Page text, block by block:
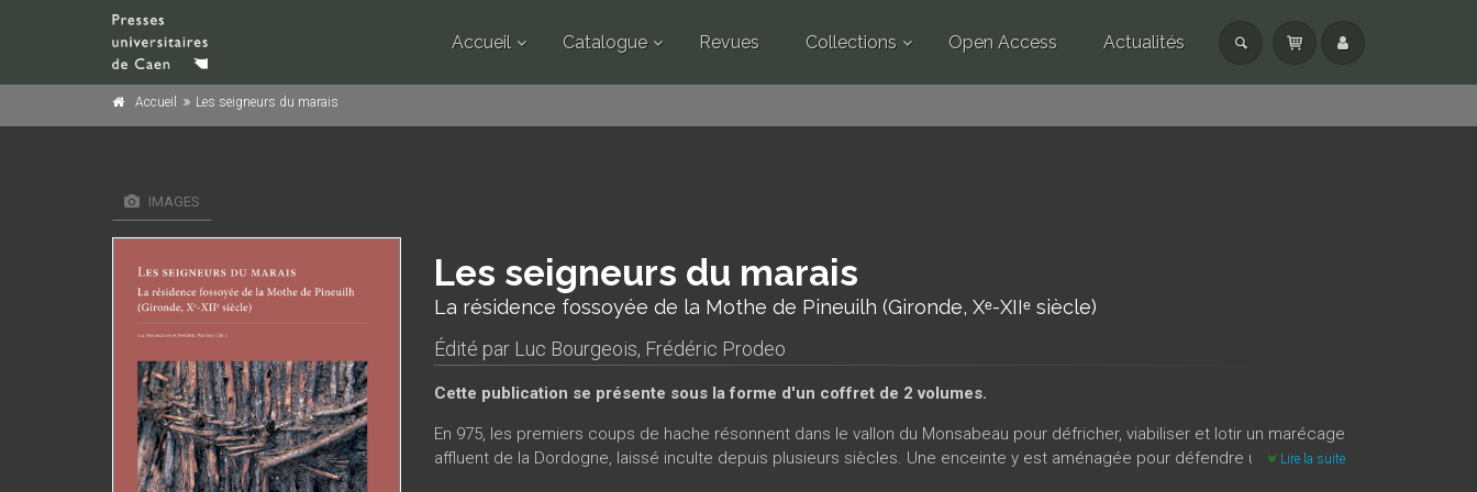
Accueil Catalogue Revues Collections Open Access Actualités
Accueil Les seigneurs du marais
IMAGES
Les seigneurs du marais
La résidence fossoyée de la Mothe de Pineuilh (Gironde, Xᵉ-XIIᵉ siècle)
Édité par Luc Bourgeois, Frédéric Prodeo
Cette publication se présente sous la forme d'un coffret de 2 volumes.
En 975, les premiers coups de hache résonnent dans le vallon du Monsabeau pour défricher, viabiliser et lotir un marécage
affluent de la Dordogne, laissé inculte depuis plusieurs siècles. Une enceinte y est aménagée pour défendre une grande
Lire la suite